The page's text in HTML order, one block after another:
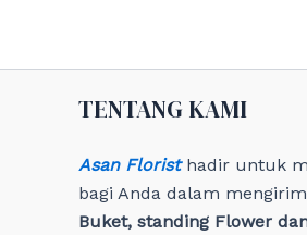
TENTANG KAMI
Asan Floristhadir untuk
bagi Anda dalam mengirim
Buket, standing Flower